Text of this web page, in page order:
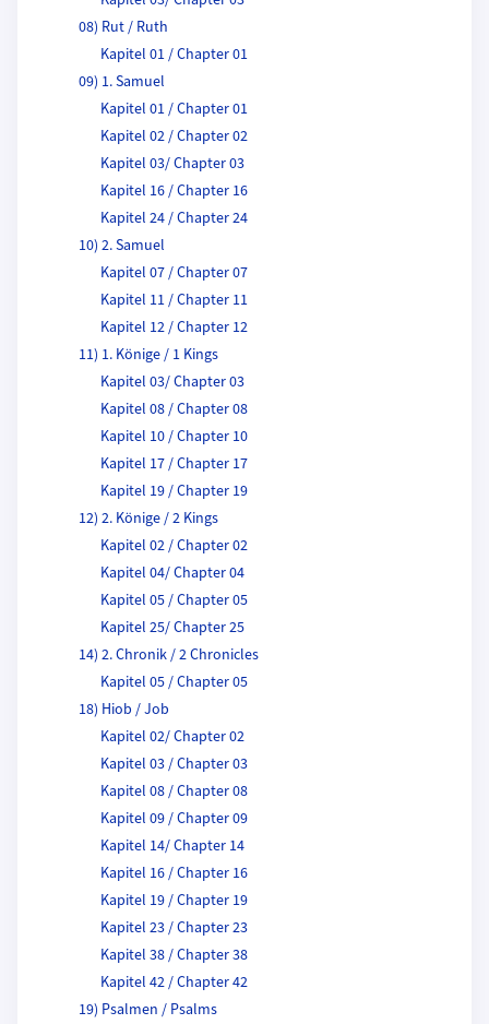
08) Rut / Ruth
Kapitel 01 / Chapter 01
09) 1. Samuel
Kapitel 01 / Chapter 01
Kapitel 02 / Chapter 02
Kapitel 03/ Chapter 03
Kapitel 16 / Chapter 16
Kapitel 24 / Chapter 24
10) 2. Samuel
Kapitel 07 / Chapter 07
Kapitel 11 / Chapter 11
Kapitel 12 / Chapter 12
11) 1. Könige / 1 Kings
Kapitel 03/ Chapter 03
Kapitel 08 / Chapter 08
Kapitel 10 / Chapter 10
Kapitel 17 / Chapter 17
Kapitel 19 / Chapter 19
12) 2. Könige / 2 Kings
Kapitel 02 / Chapter 02
Kapitel 04/ Chapter 04
Kapitel 05 / Chapter 05
Kapitel 25/ Chapter 25
14) 2. Chronik / 2 Chronicles
Kapitel 05 / Chapter 05
18) Hiob / Job
Kapitel 02/ Chapter 02
Kapitel 03 / Chapter 03
Kapitel 08 / Chapter 08
Kapitel 09 / Chapter 09
Kapitel 14/ Chapter 14
Kapitel 16 / Chapter 16
Kapitel 19 / Chapter 19
Kapitel 23 / Chapter 23
Kapitel 38 / Chapter 38
Kapitel 42 / Chapter 42
19) Psalmen / Psalms